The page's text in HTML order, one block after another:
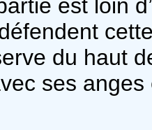
est loin
du haut
ses